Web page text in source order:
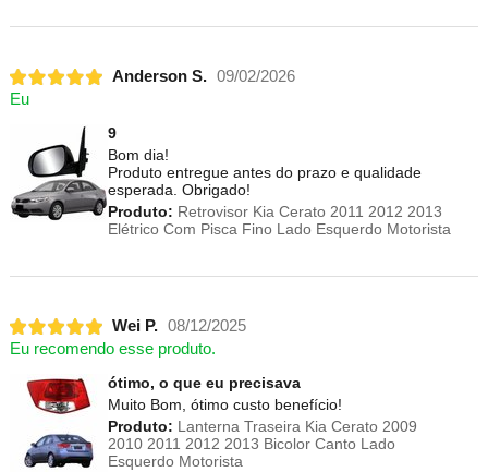
Anderson S. 09/02/2026
Eu
9
Bom dia!
Produto entregue antes do prazo e qualidade
esperada. Obrigado!
Produto: Retrovisor Kia Cerato 2011 2012 2013
Elétrico Com Pisca Fino Lado Esquerdo Motorista
Wei P. 08/12/2025
Eu recomendo esse produto.
ótimo, o que eu precisava
Muito Bom, ótimo custo benefício!
Produto: Lanterna Traseira Kia Cerato 2009
2010 2011 2012 2013 Bicolor Canto Lado
Esquerdo Motorista